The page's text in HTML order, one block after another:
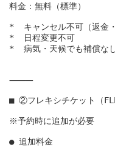
料金：無料（標準）
*  キャンセル不可（返金
*  日程変更不可
*  病気・天候でも補償な
⸻
■ ②フレキシチケット（
※予約時に追加が必要
● 追加料金